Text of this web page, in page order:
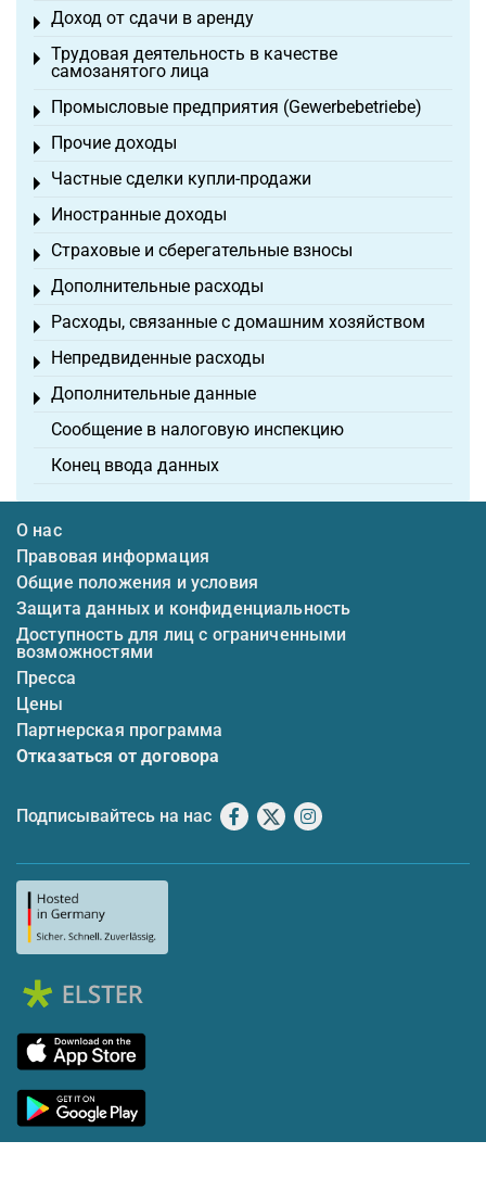
Доход от сдачи в аренду
Toggle menu
Трудовая деятельность в качестве
самозанятого лица
Toggle menu
Промысловые предприятия (Gewerbebetriebe)
Toggle menu
Прочие доходы
Toggle menu
Частные сделки купли-продажи
Toggle menu
Иностранные доходы
Toggle menu
Страховые и сберегательные взносы
Toggle menu
Дополнительные расходы
Toggle menu
Расходы, связанные с домашним хозяйством
Toggle menu
Непредвиденные расходы
Toggle menu
Дополнительные данные
Toggle menu
Сообщение в налоговую инспекцию
Конец ввода данных
О нас
Правовая информация
Общие положения и условия
Защита данных и конфиденциальность
Доступность для лиц с ограниченными
возможностями
Пресса
Цены
Партнерская программа
Отказаться от договора
Подписывайтесь на нас Facebook
X Instagram